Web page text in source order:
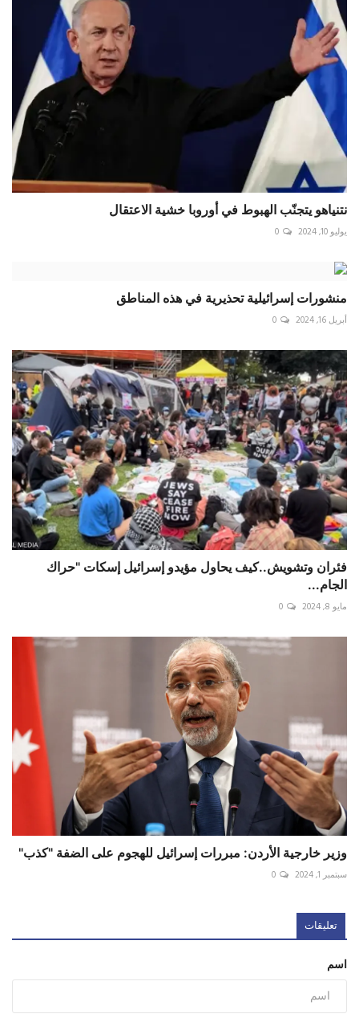
نتنياهو يتجنّب الهبوط في أوروبا خشية الاعتقال
يوليو 10, 2024 0
منشورات إسرائيلية تحذيرية في هذه المناطق
أبريل 16, 2024 0
فئران وتشويش..كيف يحاول مؤيدو إسرائيل إسكات "حراك
الجام...
مايو 8, 2024 0
وزير خارجية الأردن: مبررات إسرائيل للهجوم على الضفة "كذب"
سبتمبر 1, 2024 0
تعليقات
اسم